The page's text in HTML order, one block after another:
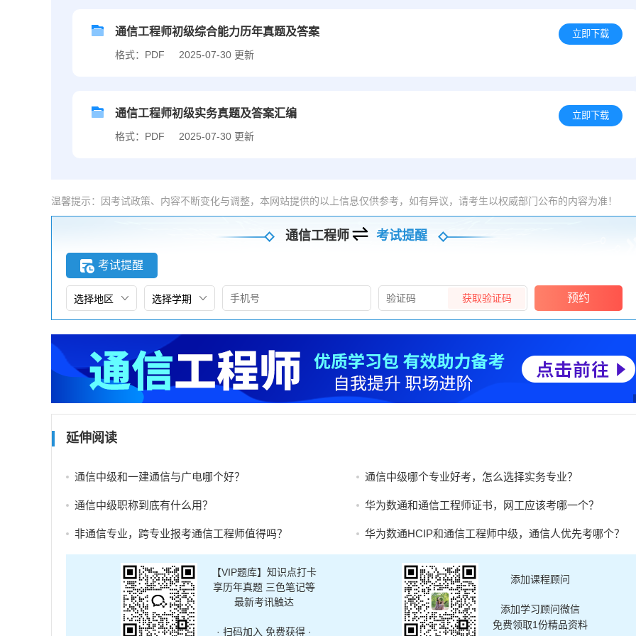
通信工程师初级综合能力历年真题及答案
格式：PDF 2025-07-30 更新
立即下载
通信工程师初级实务真题及答案汇编
格式：PDF 2025-07-30 更新
立即下载
温馨提示：因考试政策、内容不断变化与调整，本网站提供的以上信息仅供参考，如有异议，请考生以权威部门公布的内容为准！
通信工程师 考试提醒
考试提醒
获取验证码 预约
延伸阅读
通信中级和一建通信与广电哪个好？ 通信中级哪个专业好考，怎么选择实务专业？
通信中级职称到底有什么用？ 华为数通和通信工程师证书，网工应该考哪一个？
非通信专业，跨专业报考通信工程师值得吗？ 华为数通HCIP和通信工程师中级，通信人优先考哪个？
【VIP题库】知识点打卡
享历年真题 三色笔记等
最新考讯触达
· 扫码加入 免费获得 ·
添加课程顾问
添加学习顾问微信
免费领取1份精品资料